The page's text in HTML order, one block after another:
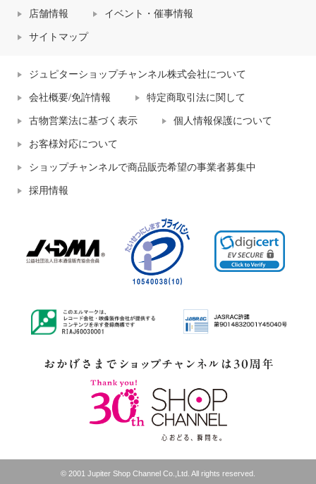
店舗情報 イベント・催事情報
サイトマップ
ジュピターショップチャンネル株式会社について
会社概要/免許情報 特定商取引法に関して
古物営業法に基づく表示 個人情報保護について
お客様対応について
ショップチャンネルで商品販売希望の事業者募集中
採用情報
© 2001 Jupiter Shop Channel Co.,Ltd. All rights reserved.